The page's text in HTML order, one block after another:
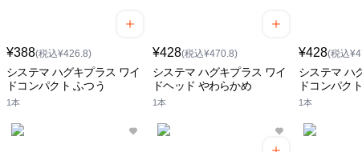
¥388(税込¥426.8)
システマ ハグキプラス ワイ
ドコンパクト ふつう
1本
¥428(税込¥470.8)
システマ ハグキプラス ワイ
ドヘッド やわらかめ
1本
¥428(税込
システマ ハ
ドコンパク
1本